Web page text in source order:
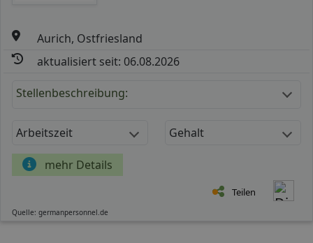
Aurich, Ostfriesland
aktualisiert seit: 06.08.2026
Stellenbeschreibung:
Arbeitszeit Gehalt
mehr Details
Teilen
Quelle: germanpersonnel.de